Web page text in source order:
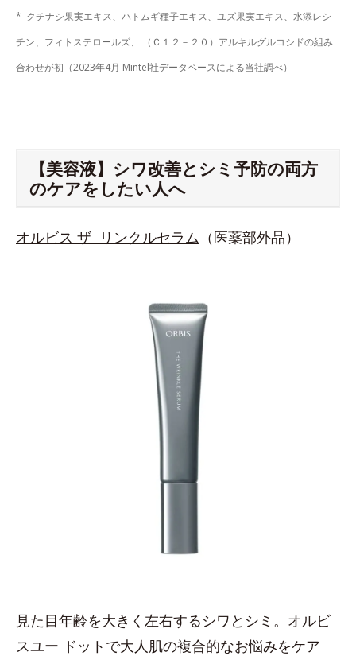
* クチナシ果実エキス、ハトムギ種子エキス、ユズ果実エキス、水添レシ
チン、フィトステロールズ、 （Ｃ１２－２０）アルキルグルコシドの組み
合わせが初（2023年4月 Mintel社データベースによる当社調べ）
【美容液】シワ改善とシミ予防の両方
のケアをしたい人へ
オルビス ザ リンクルセラム （医薬部外品）
見た目年齢を大きく左右するシワとシミ。オルビ
スユー ドットで大人肌の複合的なお悩みをケア